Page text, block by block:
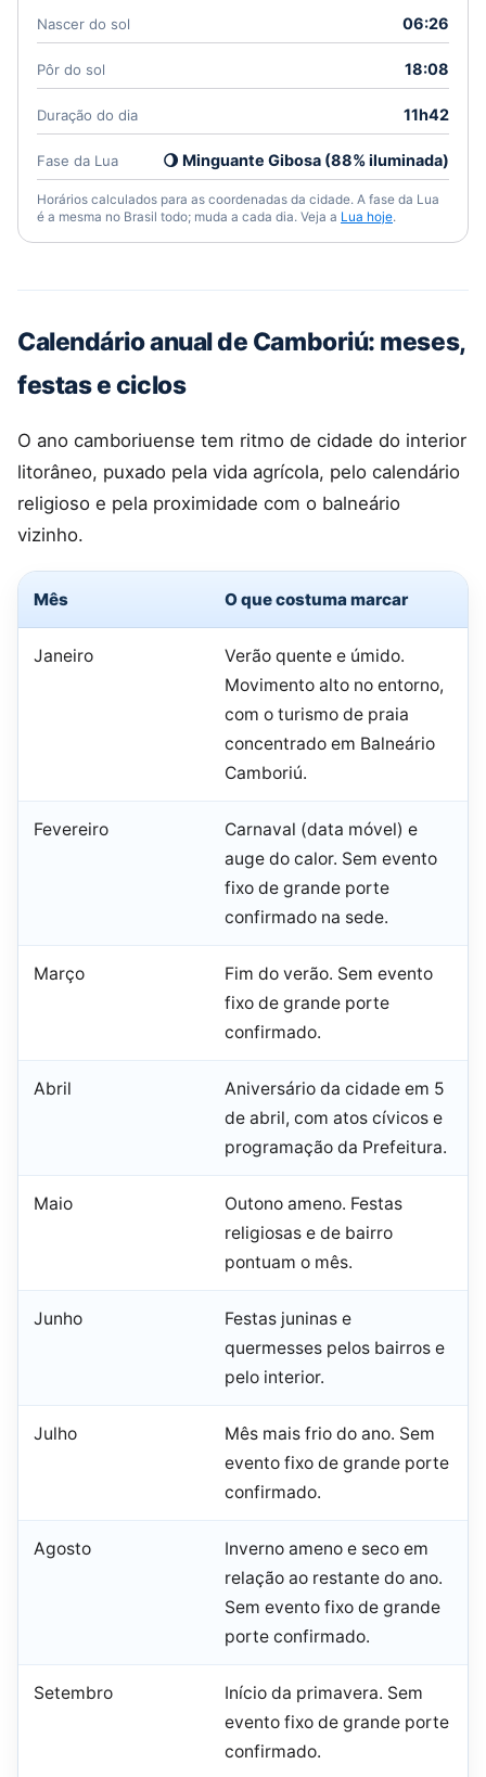
Nascer do sol 06:26
Pôr do sol 18:08
Duração do dia 11h42
Fase da Lua 🌖 Minguante Gibosa (88% iluminada)
Horários calculados para as coordenadas da cidade. A fase da Lua
é a mesma no Brasil todo; muda a cada dia. Veja a Lua hoje.
Calendário anual de Camboriú: meses,
festas e ciclos
O ano camboriuense tem ritmo de cidade do interior
litorâneo, puxado pela vida agrícola, pelo calendário
religioso e pela proximidade com o balneário
vizinho.
Mês O que costuma marcar
Janeiro
Verão quente e úmido.
Movimento alto no entorno,
com o turismo de praia
concentrado em Balneário
Camboriú.
Fevereiro
Carnaval (data móvel) e
auge do calor. Sem evento
fixo de grande porte
confirmado na sede.
Março
Fim do verão. Sem evento
fixo de grande porte
confirmado.
Abril
Aniversário da cidade em 5
de abril, com atos cívicos e
programação da Prefeitura.
Maio
Outono ameno. Festas
religiosas e de bairro
pontuam o mês.
Junho
Festas juninas e
quermesses pelos bairros e
pelo interior.
Julho
Mês mais frio do ano. Sem
evento fixo de grande porte
confirmado.
Agosto
Inverno ameno e seco em
relação ao restante do ano.
Sem evento fixo de grande
porte confirmado.
Setembro
Início da primavera. Sem
evento fixo de grande porte
confirmado.